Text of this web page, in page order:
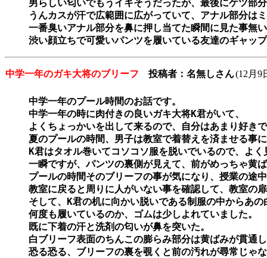
男らしい匂いでもうイキそうだったが、最後にケツ部
うんカスが汗で広範囲に広がっていて、アナル部分は
一番臭いアナル部分を鼻に押し当てた瞬間に見た事無
渋い顔立ちで可愛いパンツを履いている友達のギャッ
中学一年のガキ大将のブリーフ 投稿者：名無しさん(12月9
中学一年のプール時間のお話です。
中学一年の時に肉付きの良いガキ大将K君がいて、
よくちょっかいを出して来るので、自分はあまり好き
夏のプールの時間、男子は教室で着替えを済ませる事
K君はタオル巻いてコソコソ服を脱いでいるので、よ
一瞬ですが、パンツの裏側が見えて、前がめっちゃ黄
プールの時間そのブリーフの事が気になり、授業の途
教室に戻ると周りに人がいない事を確認して、教室の
そして、K君の机に向かい脱いである制服の中からあ
何度も履いているのか、ゴムは少しよれていました。
既に下着の汗と洗剤の匂いが鼻を突いた。
白ブリーフ表面のちんこの膨らみ部分は黄ばみが貫通
恐る恐る、ブリーフの裏を覗くと前の汚れが尋常じゃ